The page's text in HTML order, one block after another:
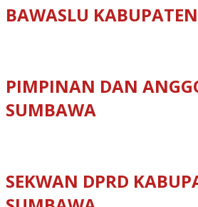
BAWASLU
PIMPINAN DAN
SUMBAWA
SEKWAN DPRD